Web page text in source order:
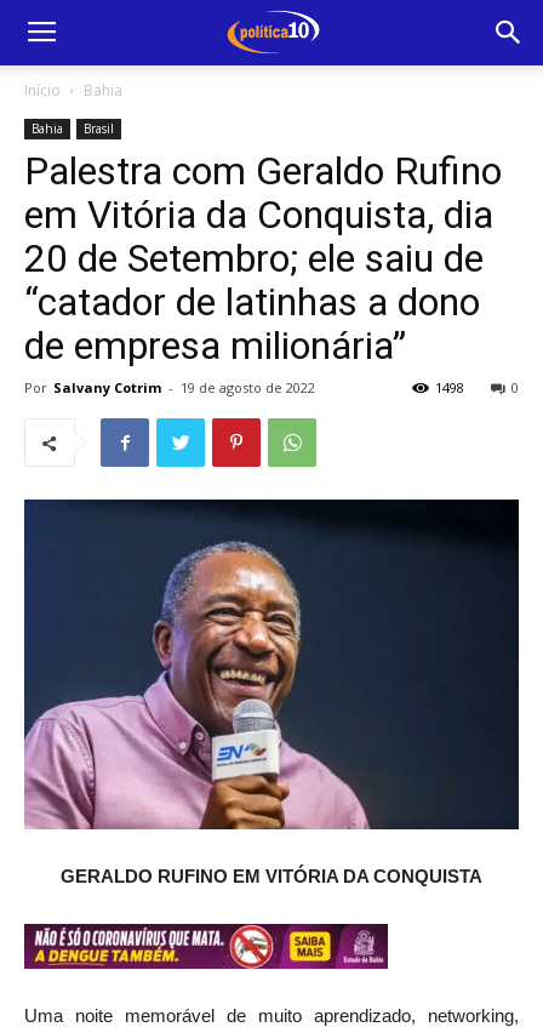
Início Bahia
Bahia Brasil
Palestra com Geraldo Rufino
em Vitória da Conquista, dia
20 de Setembro; ele saiu de
“catador de latinhas a dono
de empresa milionária”
Por Salvany Cotrim - 19 de agosto de 2022 0
1498
GERALDO RUFINO EM VITÓRIA DA CONQUISTA
Uma noite memorável de muito aprendizado, networking,